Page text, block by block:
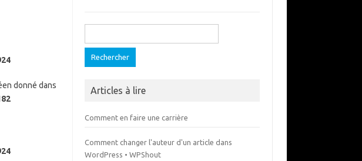
donné dans
Articles à lire
Comment en faire une carrière
Comment changer l'auteur d'un article dans
WordPress • WPShout